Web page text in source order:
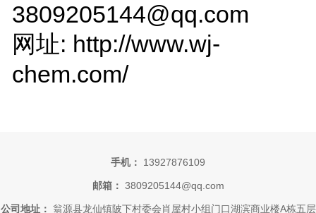
3809205144@qq.com
网址: http://www.wj-
chem.com/
手机： 13927876109
邮箱： 3809205144@qq.com
公司地址： 翁源县龙仙镇陂下村委会肖屋村小组门口湖滨商业楼A栋五层